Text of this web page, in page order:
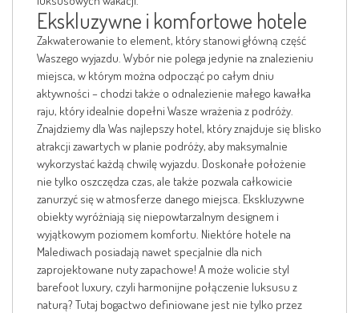
Ekskluzywne i komfortowe hotele
Zakwaterowanie to element, który stanowi główną część
Waszego wyjazdu. Wybór nie polega jedynie na znalezieniu
miejsca, w którym można odpocząć po całym dniu
aktywności – chodzi także o odnalezienie małego kawałka
raju, który idealnie dopełni Wasze wrażenia z podróży.
Znajdziemy dla Was najlepszy hotel, który znajduje się blisko
atrakcji zawartych w planie podróży, aby maksymalnie
wykorzystać każdą chwilę wyjazdu. Doskonałe położenie
nie tylko oszczędza czas, ale także pozwala całkowicie
zanurzyć się w atmosferze danego miejsca. Ekskluzywne
obiekty wyróżniają się niepowtarzalnym designem i
wyjątkowym poziomem komfortu. Niektóre hotele na
Malediwach posiadają nawet specjalnie dla nich
zaprojektowane nuty zapachowe! A może wolicie styl
barefoot luxury, czyli harmonijne połączenie luksusu z
naturą? Tutaj bogactwo definiowane jest nie tylko przez